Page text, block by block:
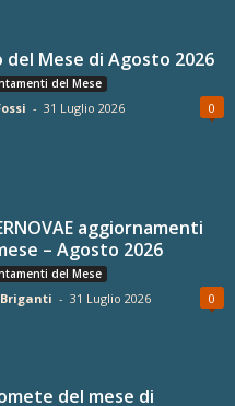
del Mese di Agosto 2026
del Mese
- 31 Luglio 2026 0
aggiornamenti
– Agosto 2026
del Mese
- 31 Luglio 2026 0
del mese di